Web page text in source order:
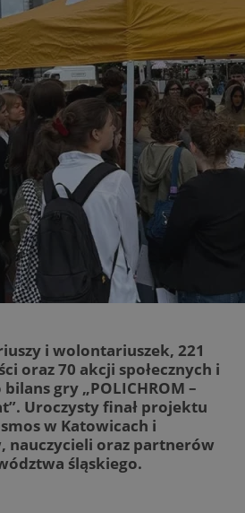
i wolontariuszek, 221
oraz 70 akcji społecznych i
gry „POLICHROM –
Uroczysty finał projektu
w Katowicach i
nauczycieli oraz partnerów
śląskiego.